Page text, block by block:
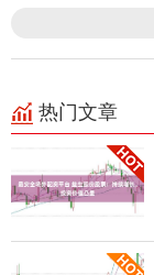
热门文章